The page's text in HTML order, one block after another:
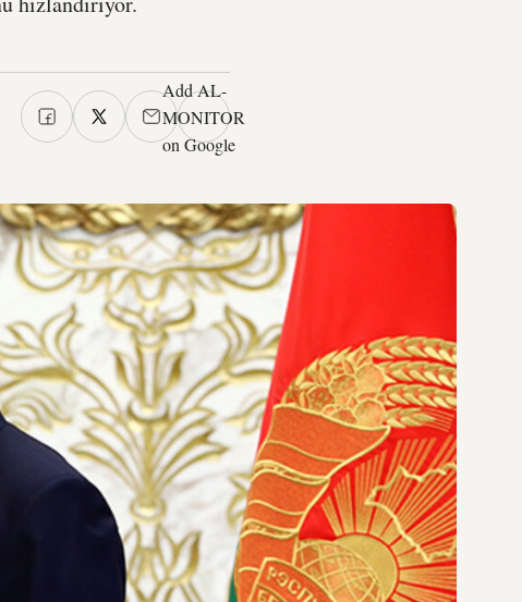
Add AL-
MONITOR
on Google